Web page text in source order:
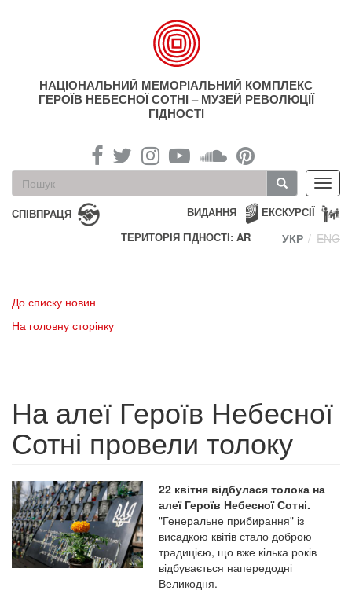
НАЦІОНАЛЬНИЙ МЕМОРІАЛЬНИЙ КОМПЛЕКС
ГЕРОЇВ НЕБЕСНОЇ СОТНІ – МУЗЕЙ РЕВОЛЮЦІЇ
ГІДНОСТІ
Пошукова
форма
Пошук
СПІВПРАЦЯ ЕКСКУРСІЇ
ВИДАННЯ
ТЕРИТОРІЯ ГІДНОСТІ: AR
УКР ENG
До списку новин
На головну сторінку
На алеї Героїв Небесної
Сотні провели толоку
22 квітня відбулася толока на
алеї Героїв Небесної Сотні.
"Генеральне прибирання" із
висадкою квітів стало доброю
традицією, що вже кілька років
відбувається напередодні
Великодня.